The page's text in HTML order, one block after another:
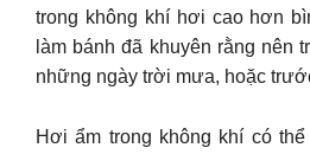
trong không khí hơi cao hơn
làm bánh đã khuyên rằng nên
những ngày trời mưa, hoặc
Hơi ẩm trong không khí có